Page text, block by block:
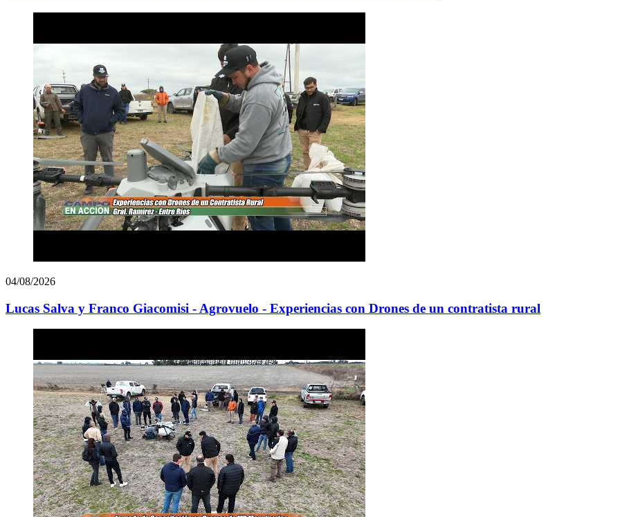
04/08/2026
Lucas Salva y Franco Giacomisi - Agrovuelo - Experiencias con Drones de un contratista rural